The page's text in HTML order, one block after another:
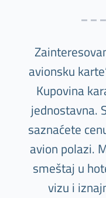
avionsku
Kupovina
jednostavna.
saznaćete
avion polazi.
smeštaj u
vizu i